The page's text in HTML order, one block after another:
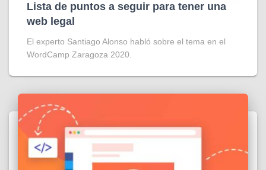
Lista de puntos a seguir para tener una
web legal
El experto Santiago Alonso habló sobre el tema en el
WordCamp Zaragoza 2020.